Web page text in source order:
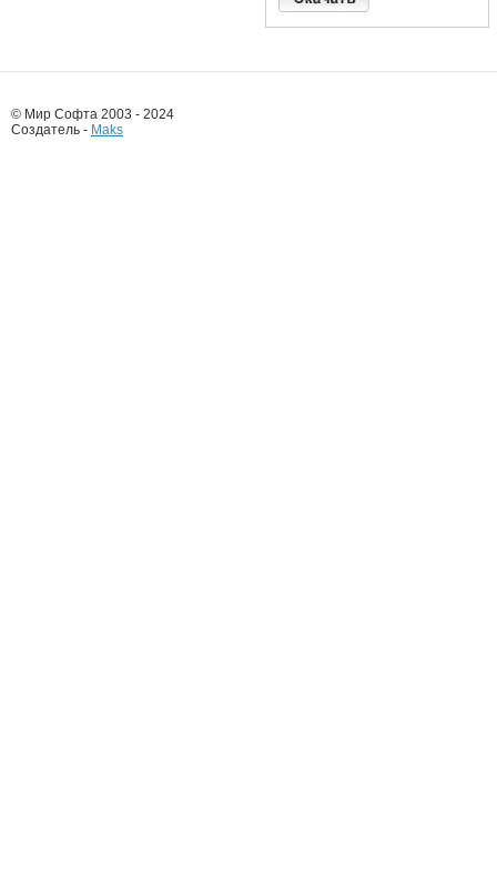
© Мир Софта 2003 - 2024
Создатель - Maks